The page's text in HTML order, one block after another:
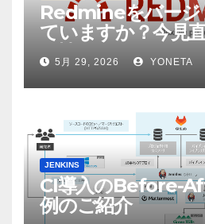
Redmineをバージ
ていますか？今見
要性
5月 29, 2026 YONETA
JENKINS
CI導入のBefore-
例のご紹介